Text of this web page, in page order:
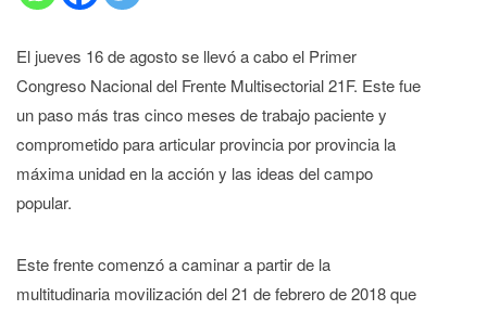
El jueves 16 de agosto se llevó a cabo el Primer
Congreso Nacional del Frente Multisectorial 21F. Este fue
un paso más tras cinco meses de trabajo paciente y
comprometido para articular provincia por provincia la
máxima unidad en la acción y las ideas del campo
popular.
Este frente comenzó a caminar a partir de la
multitudinaria movilización del 21 de febrero de 2018 que